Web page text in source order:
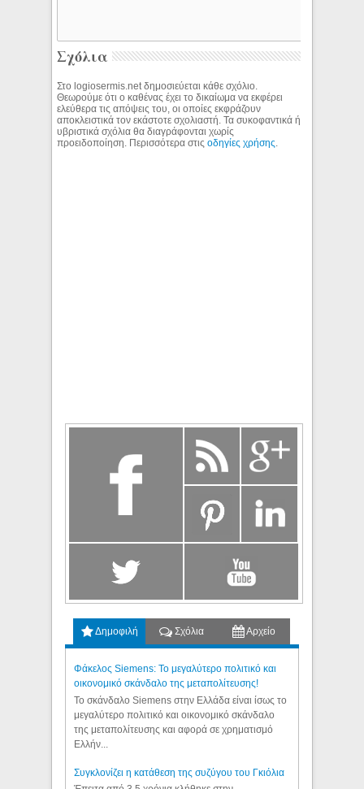
Σχόλια
Στο logiosermis.net δημοσιεύεται κάθε σχόλιο.
Θεωρούμε ότι ο καθένας έχει το δικαίωμα να εκφέρει
ελεύθερα τις απόψεις του, οι οποίες εκφράζουν
αποκλειστικά τον εκάστοτε σχολιαστή. Τα συκοφαντικά ή
υβριστικά σχόλια θα διαγράφονται χωρίς
προειδοποίηση. Περισσότερα στιςοδηγίες χρήσης.
Δημοφιλή Σχόλια Αρχείο
Φάκελος Siemens: Το μεγαλύτερο πολιτικό και
οικονομικό σκάνδαλο της μεταπολίτευσης!
Το σκάνδαλο Siemens στην Ελλάδα είναι ίσως το
μεγαλύτερο πολιτικό και οικονομικό σκάνδαλο
της μεταπολίτευσης και αφορά σε χρηματισμό
Ελλήν...
Συγκλονίζει η κατάθεση της συζύγου του Γκιόλια